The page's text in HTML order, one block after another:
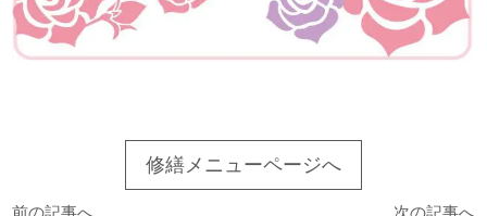
修繕メニューページへ
前の記事へ 次の記事へ